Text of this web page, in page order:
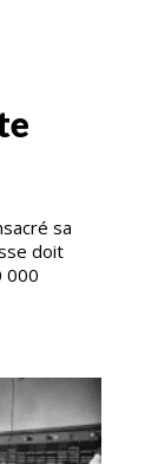
sa
doit
000